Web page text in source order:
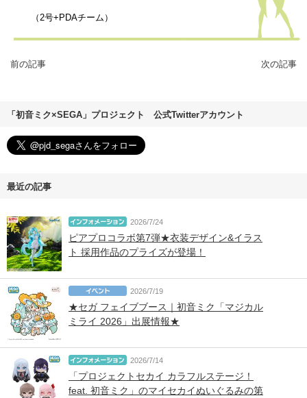
（2号+PDAチーム）
前の記事 次の記事
「初音ミク×SEGA」プロジェクト 公式Twitterアカウント
最近の記事
2026/7/24
ピアプロコラボ第7弾★衣装デザイン&イラス
ト 採用作品のプライズが登場！
2026/7/19
★セガ フェイブブース｜初音ミク「マジカル
ミライ 2026」出展情報★
2026/7/14
「プロジェクトセカイ カラフルステージ！
feat. 初音ミク」のマイセカイぬいぐるみの第